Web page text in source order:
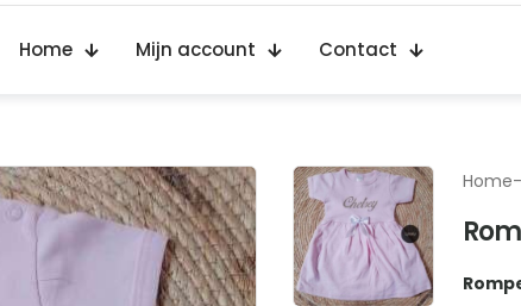
Home Mijn account Contact
Home-